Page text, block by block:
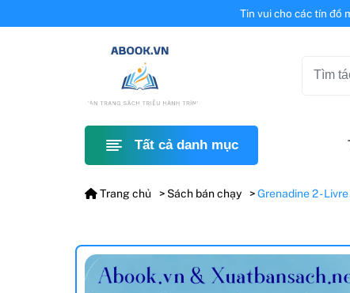
Tin vui cho các tín đồ
Tất cả danh mục
Trang chủ Sách bán chạy Grenadine 2 -